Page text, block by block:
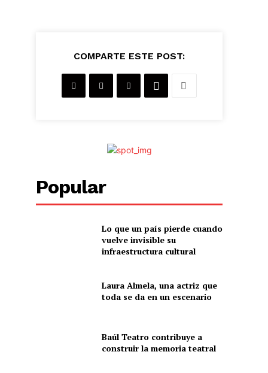
COMPARTE ESTE POST:
Popular
Lo que un país pierde cuando
vuelve invisible su
infraestructura cultural
Laura Almela, una actriz que
toda se da en un escenario
Baúl Teatro contribuye a
construir la memoria teatral